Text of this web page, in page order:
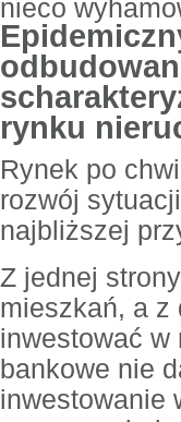
rynku
Rynek po
rozwój
najbliższej
Z jednej
mieszkań, a z
inwestować w
bankowe nie
inwestowanie